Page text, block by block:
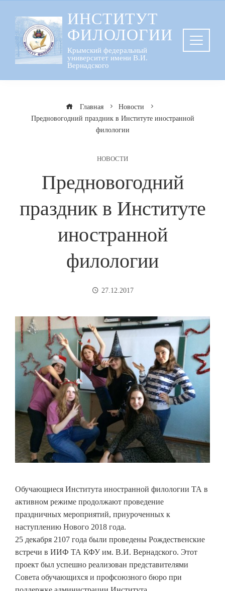
содержанию
ИНСТИТУТ
ФИЛОЛОГИИ
Крымский федеральный
университет имени В.И.
Вернадского
Главная
Новости
Предновогодний праздник в Институте иностранной
филологии
НОВОСТИ
Предновогодний
праздник в Институте
иностранной
филологии
27.12.2017
Обучающиеся Института иностранной филологии ТА в
активном режиме продолжают проведение
праздничных мероприятий, приуроченных к
наступлению Нового 2018 года.
25 декабря 2107 года были проведены Рождественские
встречи в ИИФ ТА КФУ им. В.И. Вернадского. Этот
проект был успешно реализован представителями
Совета обучающихся и профсоюзного бюро при